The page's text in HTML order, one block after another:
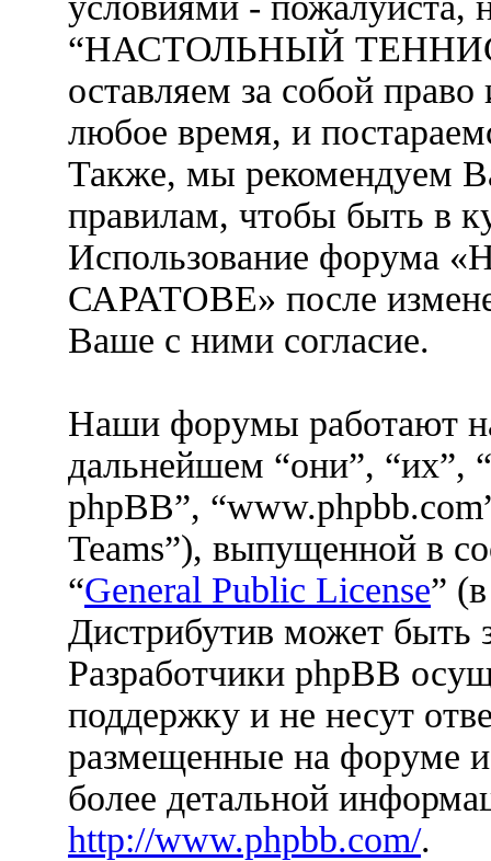
“НАСТОЛЬНЫЙ
оставляем за собой
любое время, и
Также, мы рекомендуем
правилам, чтобы быть в
Использование
САРАТОВЕ» после
Ваше с ними согласие.
Наши форумы работают
дальнейшем “они”, “их”,
phpBB”,
Teams”), выпущенной в
“General Public License”
Дистрибутив может быть
Разработчики phpBB
поддержку и не несут
размещенные на форуме
более детальной
http://www.phpbb.com/.